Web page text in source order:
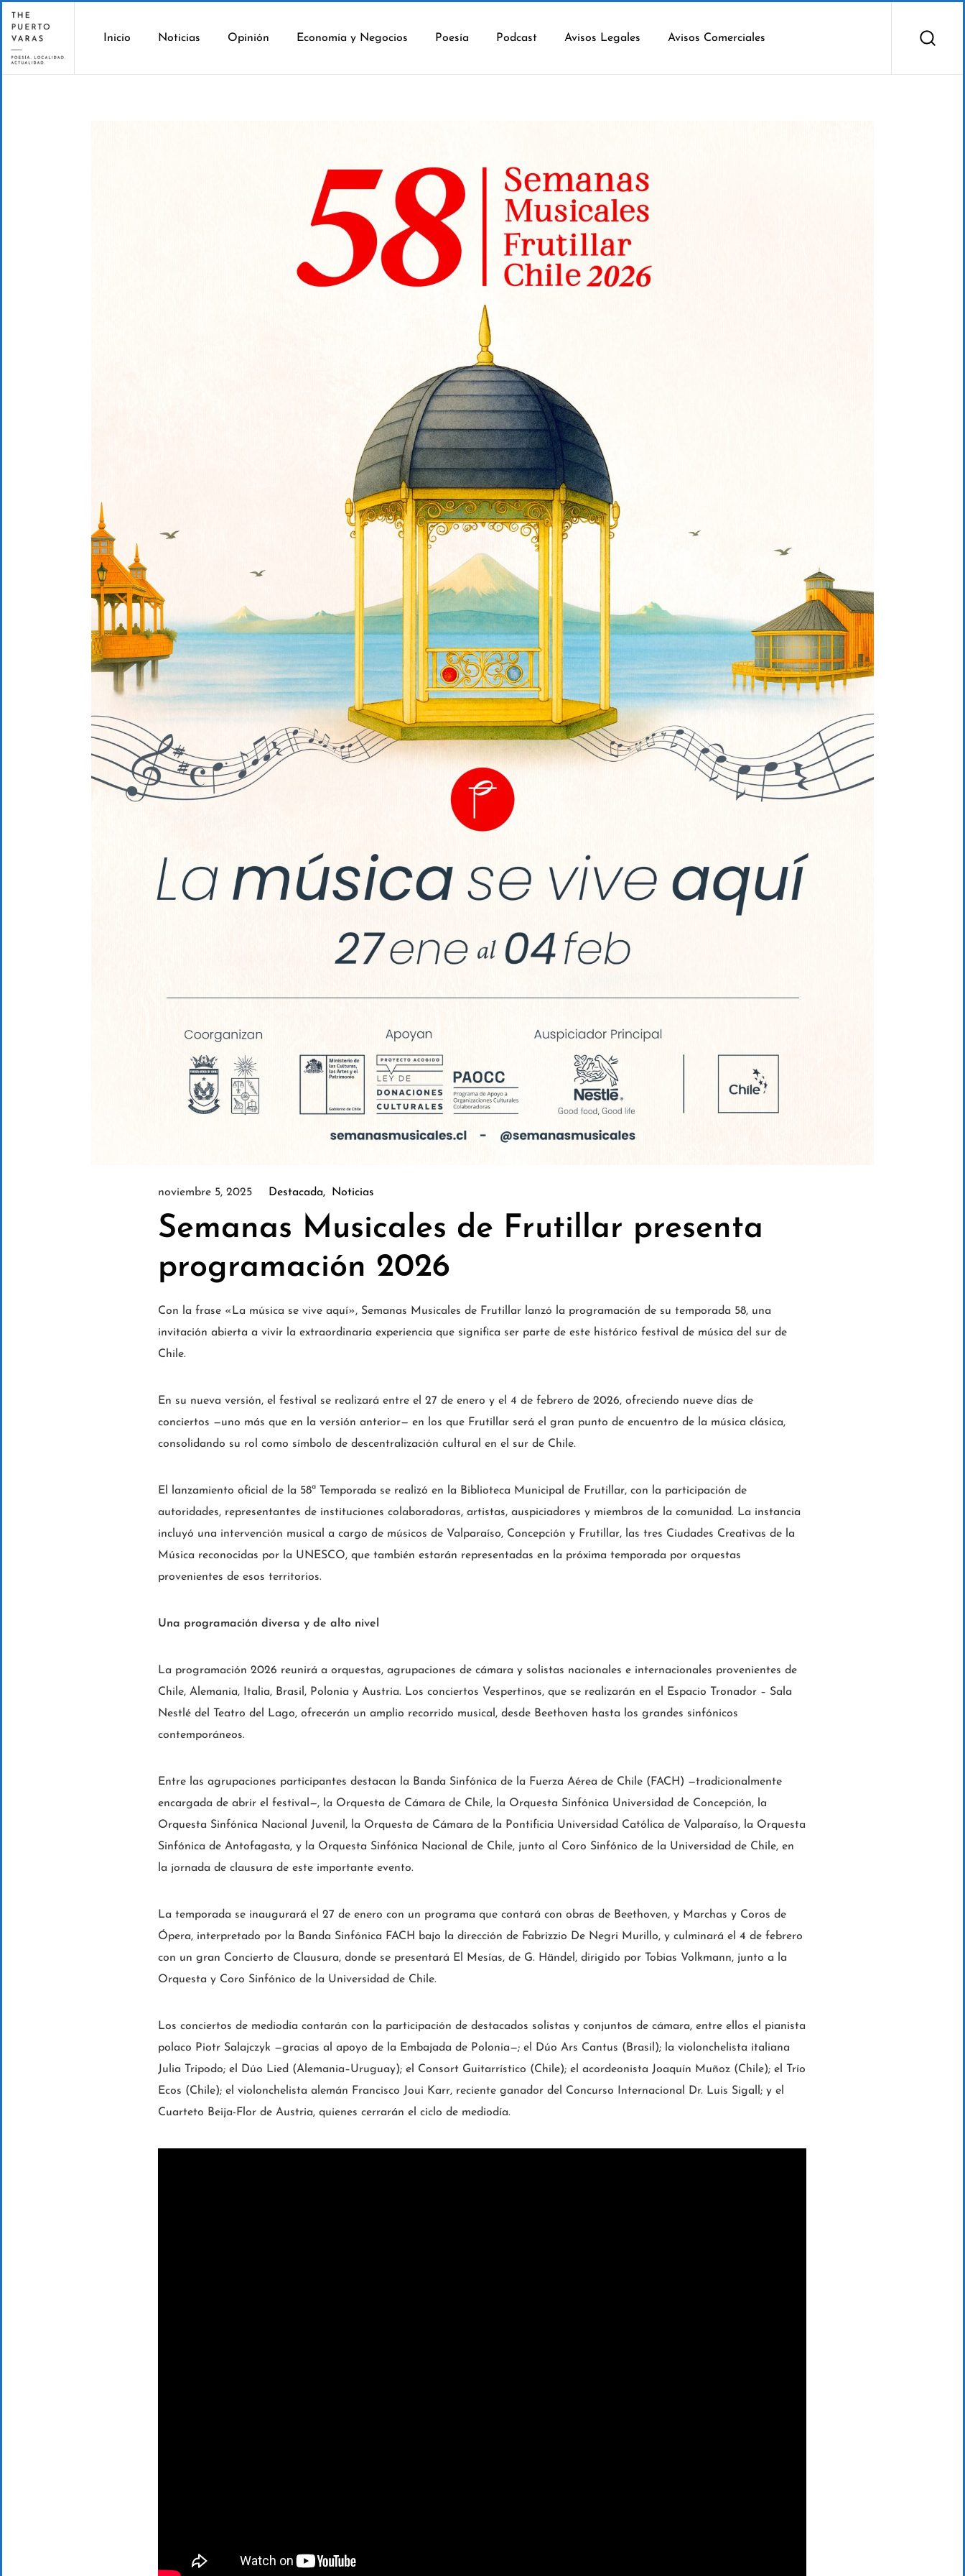
Inicio Noticias Opinión Economía y Negocios Poesía Podcast Avisos Legales Avisos Comerciales
noviembre 5, 2025 Destacada Noticias
Semanas Musicales de Frutillar presenta
programación 2026
Con la frase «La música se vive aquí», Semanas Musicales de Frutillar lanzó la programación de su temporada 58, una
invitación abierta a vivir la extraordinaria experiencia que significa ser parte de este histórico festival de música del sur de
Chile.
En su nueva versión, el festival se realizará entre el 27 de enero y el 4 de febrero de 2026, ofreciendo nueve días de
conciertos —uno más que en la versión anterior— en los que Frutillar será el gran punto de encuentro de la música clásica,
consolidando su rol como símbolo de descentralización cultural en el sur de Chile.
El lanzamiento oficial de la 58ª Temporada se realizó en la Biblioteca Municipal de Frutillar, con la participación de
autoridades, representantes de instituciones colaboradoras, artistas, auspiciadores y miembros de la comunidad. La instancia
incluyó una intervención musical a cargo de músicos de Valparaíso, Concepción y Frutillar, las tres Ciudades Creativas de la
Música reconocidas por la UNESCO, que también estarán representadas en la próxima temporada por orquestas
provenientes de esos territorios.
Una programación diversa y de alto nivel
La programación 2026 reunirá a orquestas, agrupaciones de cámara y solistas nacionales e internacionales provenientes de
Chile, Alemania, Italia, Brasil, Polonia y Austria. Los conciertos Vespertinos, que se realizarán en el Espacio Tronador – Sala
Nestlé del Teatro del Lago, ofrecerán un amplio recorrido musical, desde Beethoven hasta los grandes sinfónicos
contemporáneos.
Entre las agrupaciones participantes destacan la Banda Sinfónica de la Fuerza Aérea de Chile (FACH) —tradicionalmente
encargada de abrir el festival—, la Orquesta de Cámara de Chile, la Orquesta Sinfónica Universidad de Concepción, la
Orquesta Sinfónica Nacional Juvenil, la Orquesta de Cámara de la Pontificia Universidad Católica de Valparaíso, la Orquesta
Sinfónica de Antofagasta, y la Orquesta Sinfónica Nacional de Chile, junto al Coro Sinfónico de la Universidad de Chile, en
la jornada de clausura de este importante evento.
La temporada se inaugurará el 27 de enero con un programa que contará con obras de Beethoven, y Marchas y Coros de
Ópera, interpretado por la Banda Sinfónica FACH bajo la dirección de Fabrizzio De Negri Murillo, y culminará el 4 de febrero
con un gran Concierto de Clausura, donde se presentará El Mesías, de G. Händel, dirigido por Tobias Volkmann, junto a la
Orquesta y Coro Sinfónico de la Universidad de Chile.
Los conciertos de mediodía contarán con la participación de destacados solistas y conjuntos de cámara, entre ellos el pianista
polaco Piotr Salajczyk —gracias al apoyo de la Embajada de Polonia—; el Dúo Ars Cantus (Brasil); la violonchelista italiana
Julia Tripodo; el Dúo Lied (Alemania–Uruguay); el Consort Guitarrístico (Chile); el acordeonista Joaquín Muñoz (Chile); el Trío
Ecos (Chile); el violonchelista alemán Francisco Joui Karr, reciente ganador del Concurso Internacional Dr. Luis Sigall; y el
Cuarteto Beija-Flor de Austria, quienes cerrarán el ciclo de mediodía.